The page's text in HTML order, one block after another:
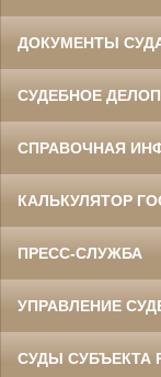
ДОКУМЕНТЫ
СУДЕБНОЕ
СПРАВОЧНАЯ
КАЛЬКУЛЯТОР
ПРЕСС-СЛУЖБА
УПРАВЛЕНИЕ
СУДЫ СУБЪЕКТА